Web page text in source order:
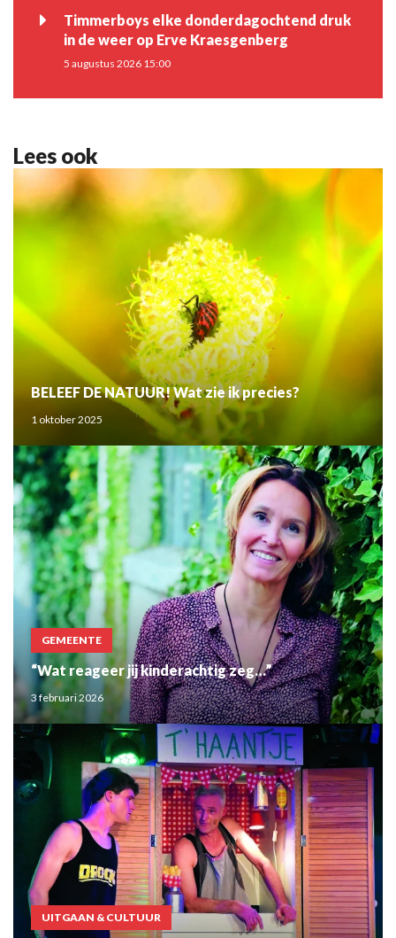
Timmerboys elke donderdagochtend druk
in de weer op Erve Kraesgenberg
5 augustus 2026 15:00
Lees ook
BELEEF DE NATUUR! Wat zie ik precies?
1 oktober 2025
GEMEENTE
“Wat reageer jij kinderachtig zeg…”
3 februari 2026
UITGAAN & CULTUUR